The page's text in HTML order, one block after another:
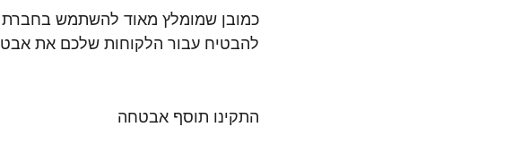
להבטיח עבור הלקוחות שלכם את
התקינו תוסף אבטחה